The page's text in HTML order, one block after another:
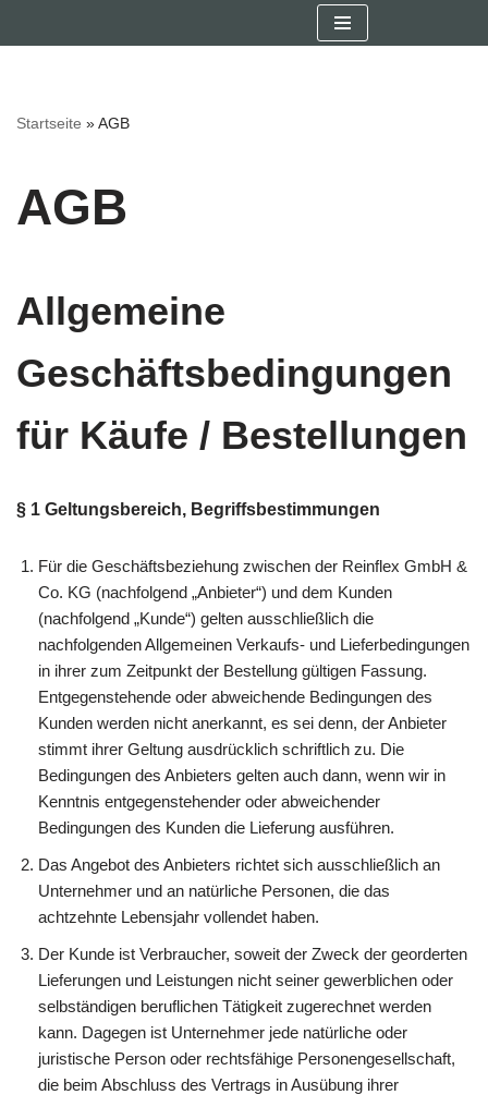
Startseite »AGB
AGB
Allgemeine
Geschäftsbedingungen
für Käufe / Bestellungen
§ 1 Geltungsbereich, Begriffsbestimmungen
Für die Geschäftsbeziehung zwischen der Reinflex GmbH &
Co. KG (nachfolgend „Anbieter“) und dem Kunden
(nachfolgend „Kunde“) gelten ausschließlich die
nachfolgenden Allgemeinen Verkaufs- und Lieferbedingungen
in ihrer zum Zeitpunkt der Bestellung gültigen Fassung.
Entgegenstehende oder abweichende Bedingungen des
Kunden werden nicht anerkannt, es sei denn, der Anbieter
stimmt ihrer Geltung ausdrücklich schriftlich zu. Die
Bedingungen des Anbieters gelten auch dann, wenn wir in
Kenntnis entgegenstehender oder abweichender
Bedingungen des Kunden die Lieferung ausführen.
Das Angebot des Anbieters richtet sich ausschließlich an
Unternehmer und an natürliche Personen, die das
achtzehnte Lebensjahr vollendet haben.
Der Kunde ist Verbraucher, soweit der Zweck der georderten
Lieferungen und Leistungen nicht seiner gewerblichen oder
selbständigen beruflichen Tätigkeit zugerechnet werden
kann. Dagegen ist Unternehmer jede natürliche oder
juristische Person oder rechtsfähige Personengesellschaft,
die beim Abschluss des Vertrags in Ausübung ihrer